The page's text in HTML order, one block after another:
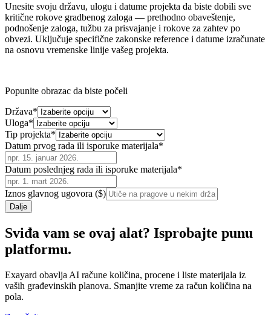
Unesite svoju državu, ulogu i datume projekta da biste dobili sve
kritične rokove gradbenog zaloga — prethodno obaveštenje,
podnošenje zaloga, tužbu za prisvajanje i rokove za zahtev po
obvezi. Uključuje specifične zakonske reference i datume izračunate
na osnovu vremenske linije vašeg projekta.
Popunite obrazac da biste počeli
Država*
Uloga*
Tip projekta*
Datum prvog rada ili isporuke materijala*
Datum poslednjeg rada ili isporuke materijala*
Iznos glavnog ugovora ($)
Dalje
Sviđa vam se ovaj alat? Isprobajte punu
platformu.
Exayard obavlja AI račune količina, procene i liste materijala iz
vaših građevinskih planova. Smanjite vreme za račun količina na
pola.